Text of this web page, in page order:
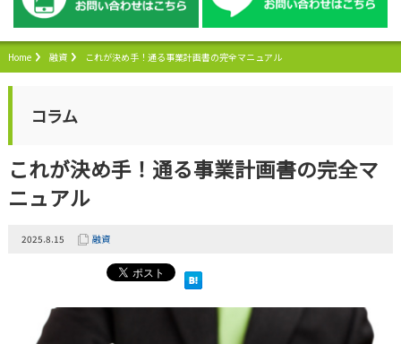
Home 融資 これが決め手！通る事業計画書の完全マニュアル
コラム
これが決め手！通る事業計画書の完全マ
ニュアル
2025.8.15 融資